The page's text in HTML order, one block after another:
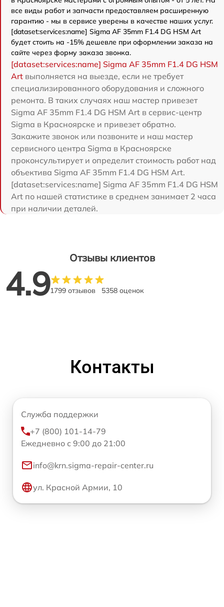
все виды работ и запчасти предоставляем расширенную
гарантию - мы в сервисе уверены в качестве наших услуг.
[dataset:services:name] Sigma AF 35mm F1.4 DG HSM Art
будет стоить на -15% дешевле при оформлении заказа на
сайте через форму заказа звонка.
[dataset:services:name] Sigma AF 35mm F1.4 DG HSM
Art выполняется на выезде, если не требует
специализированного оборудования и сложного
ремонта. В таких случаях наш мастер привезет
Sigma AF 35mm F1.4 DG HSM Art в сервис-центр
Sigma в Красноярске и привезет обратно.
Закажите звонок или позвоните и наш мастер
сервисного центра Sigma в Красноярске
проконсультирует и определит стоимость работ над
объектива Sigma AF 35mm F1.4 DG HSM Art.
[dataset:services:name] Sigma AF 35mm F1.4 DG HSM
Art по нашей статистике в среднем занимает 2 часа
при наличии деталей.
Отзывы клиентов
4.91799 отзывов 5358 оценок
Контакты
Служба поддержки
+7 (800) 101-14-79
Ежедневно с 9:00 до 21:00
info@krn.sigma-repair-center.ru
ул. Красной Армии, 10